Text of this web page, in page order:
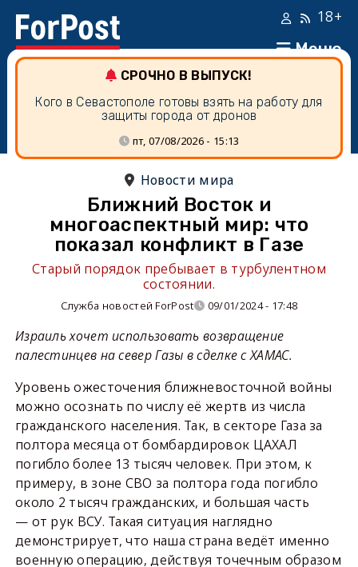
Меню
18+
СРОЧНО В ВЫПУСК!
Кого в Севастополе готовы взять на работу для
защиты города от дронов
пт, 07/08/2026 - 15:13
Новости мира
Ближний Восток и
многоаспектный мир: что
показал конфликт в Газе
Старый порядок пребывает в турбулентном
состоянии.
Служба новостей ForPost 09/01/2024 - 17:48
Израиль хочет использовать возвращение
палестинцев на север Газы в сделке с ХАМАС.
Уровень ожесточения ближневосточной войны
можно осознать по числу её жертв из числа
гражданского населения. Так, в секторе Газа за
полтора месяца от бомбардировок ЦАХАЛ
погибло более 13 тысяч человек. При этом, к
примеру, в зоне СВО за полтора года погибло
около 2 тысяч гражданских, и большая часть
— от рук ВСУ. Такая ситуация наглядно
демонстрирует, что наша страна ведёт именно
военную операцию, действуя точечным образом